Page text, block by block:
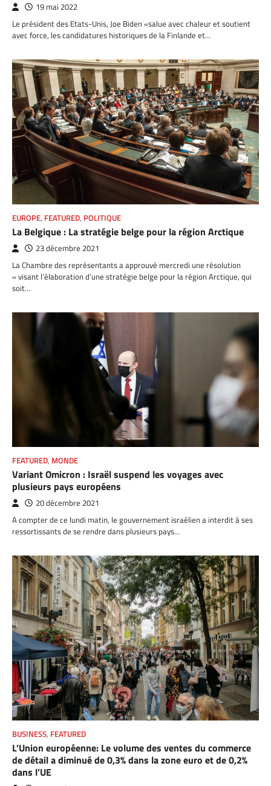
19 mai 2022
Le président des Etats-Unis, Joe Biden «salue avec chaleur et soutient
avec force, les candidatures historiques de la Finlande et…
EUROPE, FEATURED, POLITIQUE
La Belgique : La stratégie belge pour la région Arctique
23 décembre 2021
La Chambre des représentants a approuvé mercredi une résolution
« visant l’élaboration d’une stratégie belge pour la région Arctique, qui
soit…
FEATURED, MONDE
Variant Omicron : Israël suspend les voyages avec
plusieurs pays européens
20 décembre 2021
A compter de ce lundi matin, le gouvernement israélien a interdit à ses
ressortissants de se rendre dans plusieurs pays…
BUSINESS, FEATURED
L’Union européenne: Le volume des ventes du commerce
de détail a diminué de 0,3% dans la zone euro et de 0,2%
dans l’UE